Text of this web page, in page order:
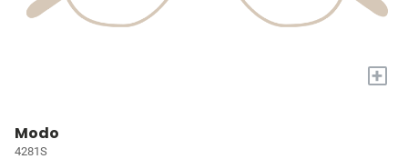
+
Modo
4281S